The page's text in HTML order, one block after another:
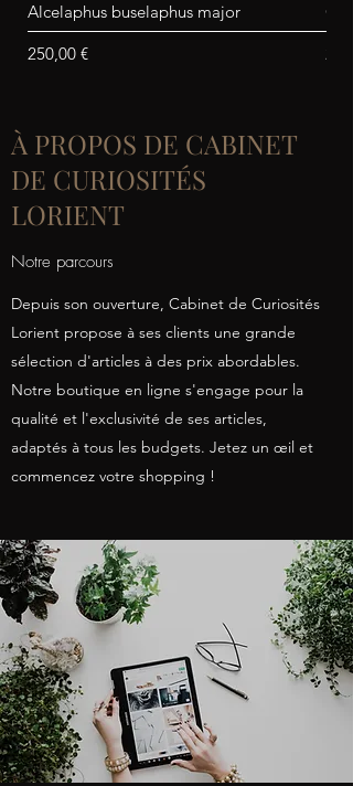
Alcelaphus buselaphus major
Prix
250,00 €
À PROPOS DE CABINET
DE CURIOSITÉS
LORIENT
Notre parcours
Depuis son ouverture, Cabinet de Curiosités
Lorient propose à ses clients une grande
sélection d'articles à des prix abordables.
Notre boutique en ligne s'engage pour la
qualité et l'exclusivité de ses articles,
adaptés à tous les budgets. Jetez un œil et
commencez votre shopping !